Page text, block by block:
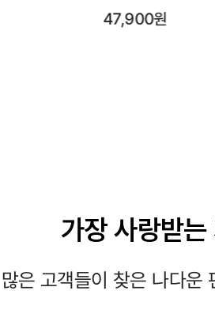
23,900원
가장 사랑받는
많은 고객들이 찾은 나다운